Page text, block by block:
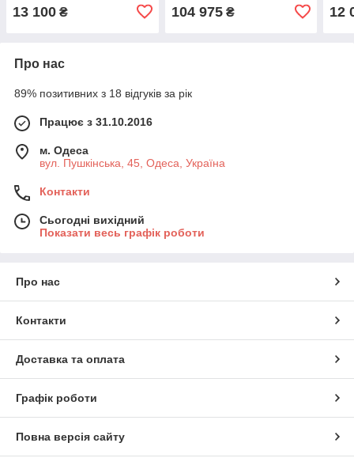
13 100 ₴
лабораторний автоклав
104 975₴ 12
Про нас
89% позитивних з 18 відгуків за рік
Працює з 31.10.2016
м. Одеса
вул. Пушкінська, 45, Одеса, Україна
Контакти
Сьогодні вихідний
Показати весь графік роботи
Про нас
Контакти
Доставка та оплата
Графік роботи
Повна версія сайту